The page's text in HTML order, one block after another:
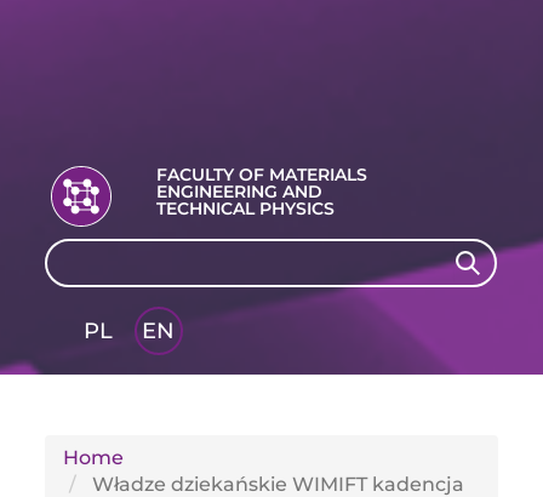
FACULTY OF MATERIALS
ENGINEERING AND
TECHNICAL PHYSICS
Search Search
PL
EN
GLI
Home
Władze dziekańskie WIMIFT kadencja